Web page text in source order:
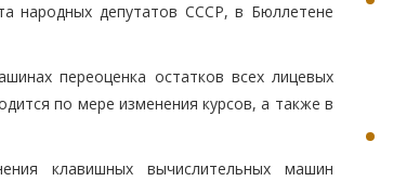
народных депутатов СССР, в Бюллетене
переоценка остатков всех лицевых
по мере изменения курсов, а также в
клавишных вычислительных машин